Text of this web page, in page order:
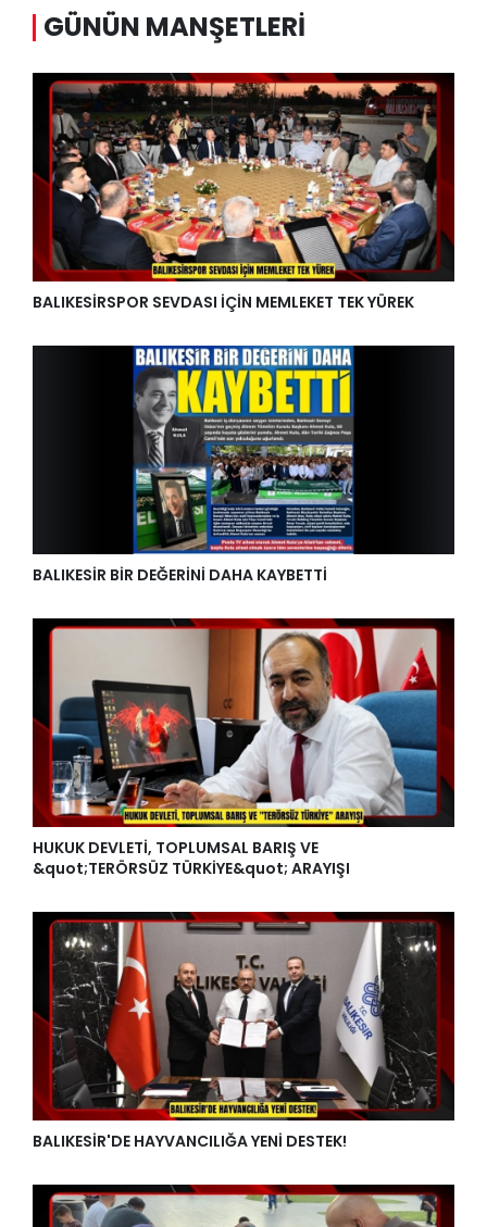
GÜNÜN MANŞETLERI
BALIKESİRSPOR SEVDASI İÇİN MEMLEKET TEK YÜREK
BALIKESİR BİR DEĞERİNİ DAHA KAYBETTİ
HUKUK DEVLETİ, TOPLUMSAL BARIŞ VE
&quot;TERÖRSÜZ TÜRKİYE&quot; ARAYIŞI
BALIKESİR'DE HAYVANCILIĞA YENİ DESTEK!